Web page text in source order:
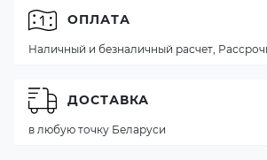
ОПЛАТА
Наличный и безналичный расчет,
ДОСТАВКА
в любую точку Беларуси